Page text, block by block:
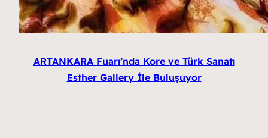
ARTANKARA Fuarı’nda Kore ve Türk Sanatı
Esther Gallery İle Buluşuyor